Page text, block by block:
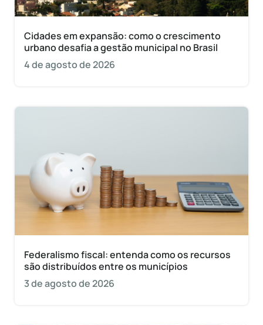
Cidades em expansão: como o crescimento
urbano desafia a gestão municipal no Brasil
4 de agosto de 2026
Federalismo fiscal: entenda como os recursos
são distribuídos entre os municípios
3 de agosto de 2026